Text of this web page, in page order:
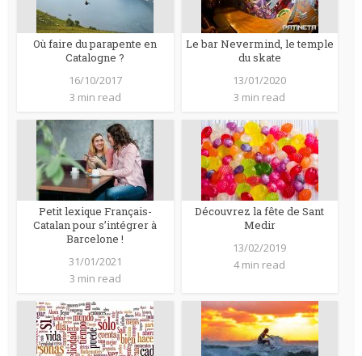
Où faire du parapente en
Catalogne ?
16/10/2017
3 min read
Le bar Nevermind, le temple
du skate
13/01/2020
3 min read
Petit lexique Français-
Catalan pour s’intégrer à
Barcelone !
31/01/2021
3 min read
Découvrez la fête de Sant
Medir
13/02/2019
4 min read